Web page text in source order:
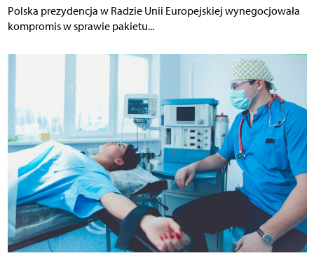
Polska prezydencja w Radzie Unii Europejskiej wynegocjowała
kompromis w sprawie pakietu...